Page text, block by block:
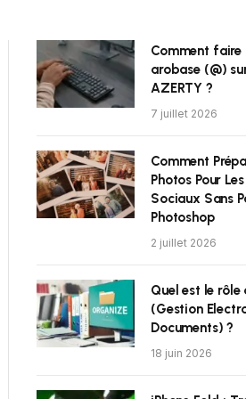
Comment faire
arobase (@)
AZERTY ?
7 juillet 2026
Comment
Photos Pour
Sociaux Sans
Photoshop
2 juillet 2026
Quel est le rôle
(Gestion
Documents) ?
18 juin 2026